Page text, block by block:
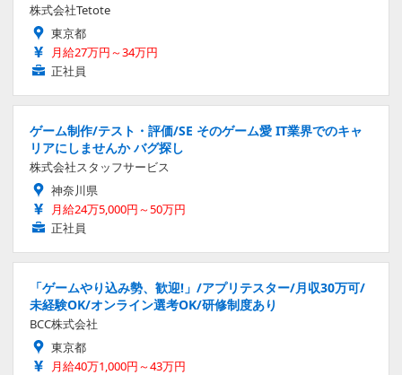
株式会社Tetote
東京都
月給27万円～34万円
正社員
ゲーム制作/テスト・評価/SE そのゲーム愛 IT業界でのキャ
リアにしませんか バグ探し
株式会社スタッフサービス
神奈川県
月給24万5,000円～50万円
正社員
「ゲームやり込み勢、歓迎!」/アプリテスター/月収30万可/
未経験OK/オンライン選考OK/研修制度あり
BCC株式会社
東京都
月給40万1,000円～43万円